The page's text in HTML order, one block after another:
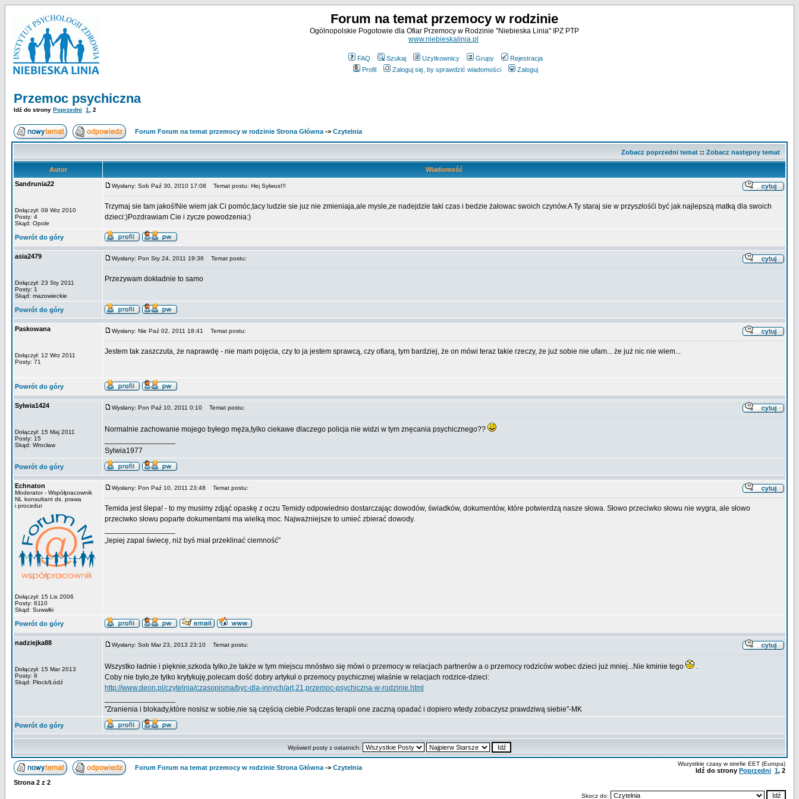
Forum na temat przemocy w rodzinie
Ogólnopolskie Pogotowie dla Ofiar Przemocy w Rodzinie "Niebieska Linia" IPZ PTP
www.niebieskalinia.pl
FAQ Szukaj Użytkownicy Grupy
Rejestracja
Profil
Zaloguj się, by sprawdzić wiadomości Zaloguj
Przemoc psychiczna
Idź do strony Poprzedni 1 2
Forum Forum na temat przemocy w rodzinie Strona Główna -> Czytelnia
Zobacz poprzedni temat :: Zobacz następny temat
Autor
Wiadomość
Sandrunia22
Dołączył: 09 Wrz 2010
Posty: 4
Skąd: Opole
Wysłany: Sob Paź 30, 2010 17:08 Temat postu: Hej Sylwus!!!
Trzymaj sie tam jakoś!Nie wiem jak Ci pomóc,tacy ludzie sie juz nie zmieniaja,ale mysle,ze nadejdzie taki czas i bedzie żałowac swoich czynów.A Ty staraj sie w przyszłośći być jak najlepszą matką dla swoich
dzieci:)Pozdrawiam Cie i zycze powodzenia:)
Powrót do góry
asia2479
Dołączył: 23 Sty 2011
Posty: 1
Skąd: mazowieckie
Wysłany: Pon Sty 24, 2011 19:36 Temat postu:
Przezywam dokładnie to samo
Powrót do góry
Paskowana
Dołączył: 12 Wrz 2011
Posty: 71
Wysłany: Nie Paź 02, 2011 18:41 Temat postu:
Jestem tak zaszczuta, że naprawdę - nie mam pojęcia, czy to ja jestem sprawcą, czy ofiarą, tym bardziej, że on mówi teraz takie rzeczy, że już sobie nie ufam... że już nic nie wiem...
Powrót do góry
Sylwia1424
Dołączył: 15 Maj 2011
Posty: 15
Skąd: Wrocław
Wysłany: Pon Paź 10, 2011 0:10 Temat postu:
Normalnie zachowanie mojego byłego męża,tylko ciekawe dlaczego policja nie widzi w tym znęcania psychicznego??
Sylwia1977
Powrót do góry
Echnaton
Moderator - Współpracownik
NL konsultant ds. prawa
i procedur
Dołączył: 15 Lis 2006
Posty: 6110
Skąd: Suwałki
Wysłany: Pon Paź 10, 2011 23:48 Temat postu:
Temida jest ślepa! - to my musimy zdjąć opaskę z oczu Temidy odpowiednio dostarczając dowodów, świadków, dokumentów, które potwierdzą nasze słowa. Słowo przeciwko słowu nie wygra, ale słowo
przeciwko słowu poparte dokumentami ma wielką moc. Najważniejsze to umieć zbierać dowody.
„lepiej zapal świecę, niż byś miał przeklinać ciemność”
Powrót do góry
nadziejka88
Dołączył: 15 Mar 2013
Posty: 6
Skąd: Płock/Łódź
Wysłany: Sob Mar 23, 2013 23:10 Temat postu:
Wszystko ładnie i pięknie,szkoda tylko,że także w tym miejscu mnóstwo się mówi o przemocy w relacjach partnerów a o przemocy rodziców wobec dzieci już mniej...Nie kminie tego
.
Coby nie było,że tylko krytykuję,polecam dość dobry artykuł o przemocy psychicznej właśnie w relacjach rodzice-dzieci:
http://www.deon.pl/czytelnia/czasopisma/byc-dla-innych/art,21,przemoc-psychiczna-w-rodzinie.html
"Zranienia i blokady,które nosisz w sobie,nie są częścią ciebie.Podczas terapii one zaczną opadać i dopiero wtedy zobaczysz prawdziwą siebie"-MK
Powrót do góry
Wyświetl posty z ostatnich:
Forum Forum na temat przemocy w rodzinie Strona Główna -> Czytelnia
Wszystkie czasy w strefie EET (Europa)
Idź do strony Poprzedni 1, 2
Strona 2 z 2
Skocz do: